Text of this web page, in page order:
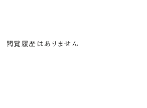
閲覧履歴はありません